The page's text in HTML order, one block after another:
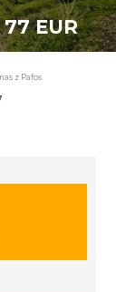
EUR
z Pafos